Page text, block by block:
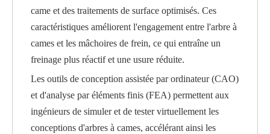
came et des traitements de surface optimisés. Ces
caractéristiques améliorent l'engagement entre l'arbre à
cames et les mâchoires de frein, ce qui entraîne un
freinage plus réactif et une usure réduite.
Les outils de conception assistée par ordinateur (CAO)
et d'analyse par éléments finis (FEA) permettent aux
ingénieurs de simuler et de tester virtuellement les
conceptions d'arbres à cames, accélérant ainsi les